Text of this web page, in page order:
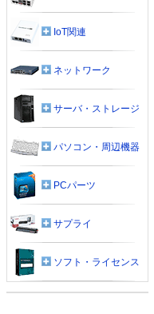
IoT関連
ネットワーク
サーバ・ストレージ
パソコン・周辺機器
PCパーツ
サプライ
ソフト・ライセンス